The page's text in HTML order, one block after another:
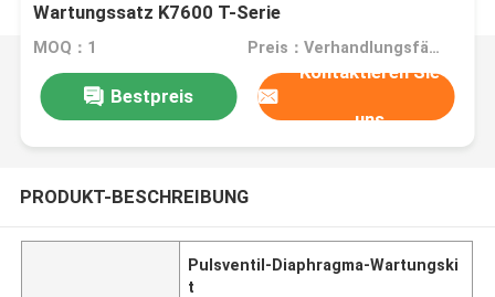
Wartungssatz K7600 T-Serie
MOQ：1 Preis：Verhandlungsfähig
Bestpreis
Kontaktieren Sie
uns
PRODUKT-BESCHREIBUNG
Pulsventil-Diaphragma-Wartungski
t